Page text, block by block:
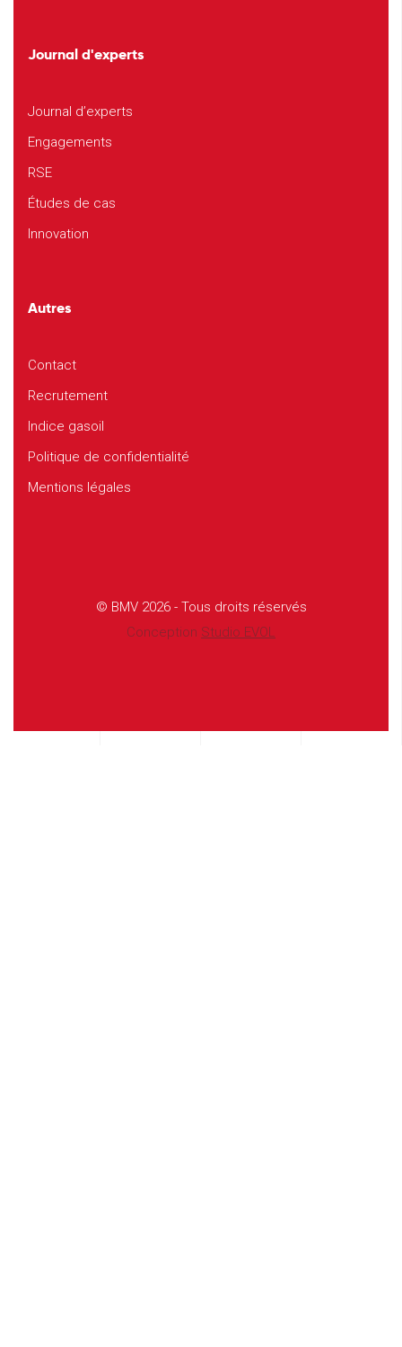
Journal d'experts
Journal d’experts
Engagements
RSE
Études de cas
Innovation
Autres
Contact
Recrutement
Indice gasoil
Politique de confidentialité
Mentions légales
© BMV 2026 - Tous droits réservés
Conception Studio EVOL